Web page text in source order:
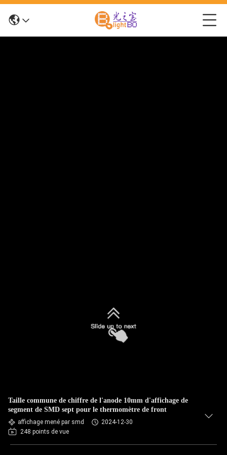
Taille commune de chiffre de l'anode 10mm d'affichage de
segment de SMD sept pour le thermomètre de front
affichage mené par smd
2024-12-30
248 points de vue